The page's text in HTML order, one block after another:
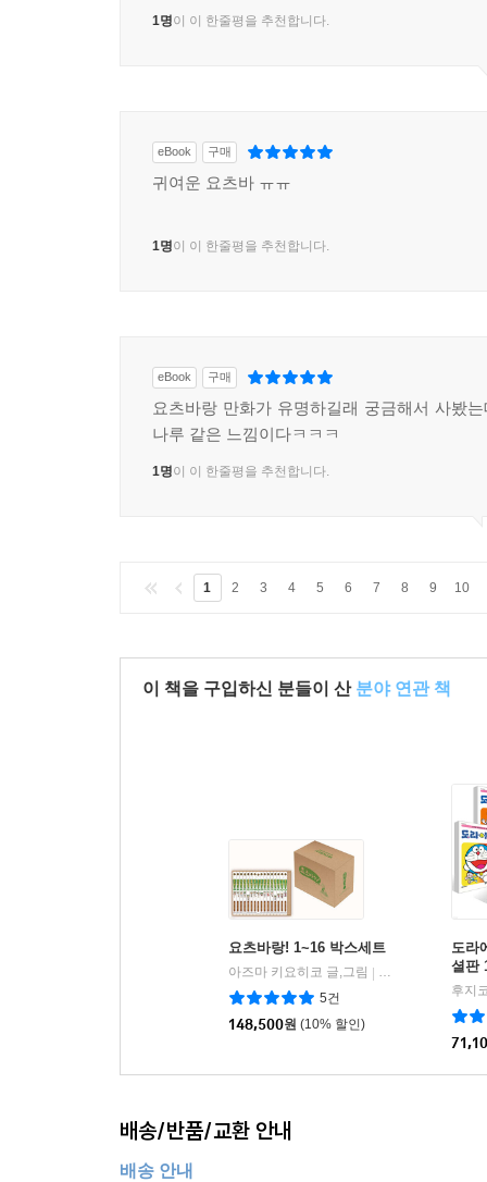
1명이 이 한줄평을 추천합니다.
eBook 구매
귀여운 요츠바 ㅠㅠ
1명이 이 한줄평을 추천합니다.
eBook 구매
요츠바랑 만화가 유명하길래 궁금해서 사봤
나루 같은 느낌이다ㅋㅋㅋ
1명이 이 한줄평을 추천합니다.
1 2 3 4 5 6 7 8 9 10
이 책을 구입하신 분들이 산 분야 연관 책
요츠바랑! 1~16 박스세트
아즈마 키요히코 글,그림
대원
5건
148,500원 (10% 할인)
도라
셜판
후지
배송/반품/교환 안내
배송 안내